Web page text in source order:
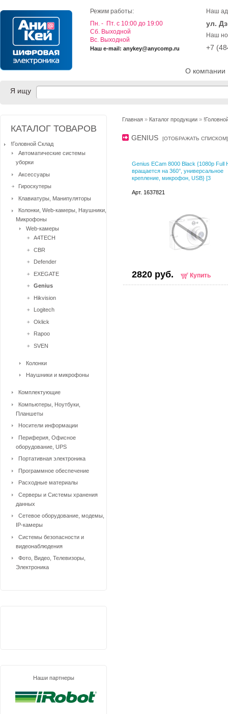
О компании
Режим работы:
Пн. - Пт. с 10:00 до 19:00
Cб. Выходной
Вс. Выходной
Наш e-mail: anykey@anycomp.ru
Наш
ул.
Наш
+7
Я ищу
Главная » Каталог продукции »
GENIUS [ОТОБРАЖАТЬ СПИСКОМ]
Genius ECam 8000 Black {1080p Full
вращается на 360°, универсальное
крепление, микрофон, USB} [3
Арт. 1637821
2820 руб. Купить
КАТАЛОГ ТОВАРОВ
!Головной Склад
Автоматические системы
уборки
Аксессуары
Гироскутеры
Клавиатуры, Манипуляторы
Колонки, Web-камеры, Наушники,
Микрофоны
Web-камеры
A4TECH
CBR
Defender
EXEGATE
Genius
Hikvision
Logitech
Oklick
Rapoo
SVEN
Колонки
Наушники и микрофоны
Комплектующие
Компьютеры, Ноутбуки,
Планшеты
Носители информации
Периферия, Офисное
оборудование, UPS
Портативная электроника
Программное обеспечение
Расходные материалы
Серверы и Системы хранения
данных
Сетевое оборудование, модемы,
IP-камеры
Системы безопасности и
видеонаблюдения
Фото, Видео, Телевизоры,
Электроника
Наши партнеры